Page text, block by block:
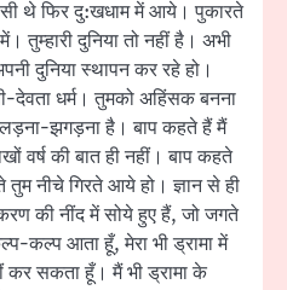
थे फिर दु:खधाम में आये। पुकारते
तुम्हारी दुनिया तो नहीं है। अभी
दुनिया स्थापन कर रहे हो।
देवता धर्म। तुमको अहिंसक बनना
झगड़ना है। बाप कहते हैं मैं
वर्ष की बात ही नहीं। बाप कहते
नीचे गिरते आये हो। ज्ञान से ही
की नींद में सोये हुए हैं, जो जगते
कल्प आता हूँ, मेरा भी ड्रामा में
कर सकता हूँ। मैं भी ड्रामा के